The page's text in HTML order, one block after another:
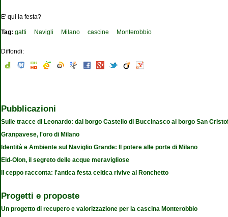
E' qui la festa?
Tag: gatti Navigli Milano cascine Monterobbio
Diffondi:
Pubblicazioni
Sulle tracce di Leonardo: dal borgo Castello di Buccinasco al borgo San
Granpavese, l'oro di Milano
Identità e Ambiente sul Naviglio Grande: Il potere alle porte di Milano
Eid-Olon, il segreto delle acque meravigliose
Il ceppo racconta: l'antica festa celtica rivive al Ronchetto
Progetti e proposte
Un progetto di recupero e valorizzazione per la cascina Monterobbio